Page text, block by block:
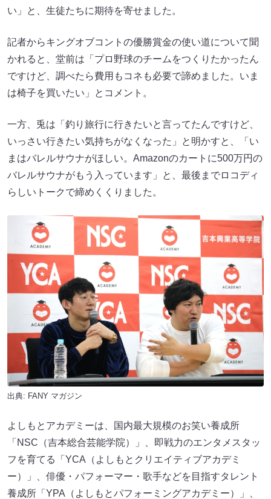
い」と、生徒たちに期待を寄せました。
記者からキングオブコントの優勝賞金の使い道について聞
かれると、堂前は「プロ野球のチームをつくりたかったん
ですけど、調べたら費用もコネも必要で諦めました。いま
は椅子を買いたい」とコメント。
一方、兎は「釣り旅行に行きたいと言ってたんですけど、
いっさい行きたい気持ちがなくなった」と明かすと、「い
まはバレルサウナがほしい。Amazonのカートに500万円の
バレルサウナがもう入っています」と、最後までロコディ
らしいトークで締めくくりました。
出典: FANY マガジン
よしもとアカデミーは、国内最大規模のお笑い養成所
「NSC（吉本総合芸能学院）」、即戦力のエンタメスタッ
フを育てる「YCA（よしもとクリエイティブアカデミ
ー）」、俳優・パフォーマー・歌手などを目指すタレント
養成所「YPA（よしもとパフォーミングアカデミー）」、